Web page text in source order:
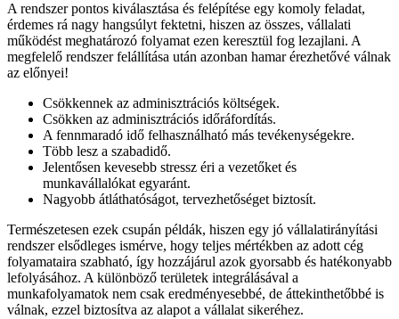
A rendszer pontos kiválasztása és felépítése egy komoly feladat,
érdemes rá nagy hangsúlyt fektetni, hiszen az összes, vállalati
működést meghatározó folyamat ezen keresztül fog lezajlani. A
megfelelő rendszer felállítása után azonban hamar érezhetővé válnak
az előnyei!
Csökkennek az adminisztrációs költségek.
Csökken az adminisztrációs időráfordítás.
A fennmaradó idő felhasználható más tevékenységekre.
Több lesz a szabadidő.
Jelentősen kevesebb stressz éri a vezetőket és
munkavállalókat egyaránt.
Nagyobb átláthatóságot, tervezhetőséget biztosít.
Természetesen ezek csupán példák, hiszen egy jó vállalatirányítási
rendszer elsődleges ismérve, hogy teljes mértékben az adott cég
folyamataira szabható, így hozzájárul azok gyorsabb és hatékonyabb
lefolyásához. A különböző területek integrálásával a
munkafolyamatok nem csak eredményesebbé, de áttekinthetőbbé is
válnak, ezzel biztosítva az alapot a vállalat sikeréhez.